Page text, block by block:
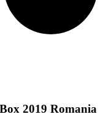
2019 Romania